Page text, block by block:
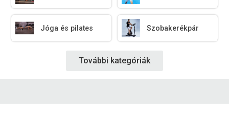
Jóga és pilates Szobakerékpár
További kategóriák